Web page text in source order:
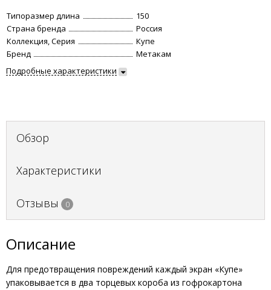
Типоразмер длина
150
Страна бренда
Россия
Коллекция, Серия
Купе
Бренд
Метакам
Подробные характеристики
Обзор
Характеристики
Отзывы 0
Описание
Для предотвращения повреждений каждый экран «Купе»
упаковывается в два торцевых короба из гофрокартона